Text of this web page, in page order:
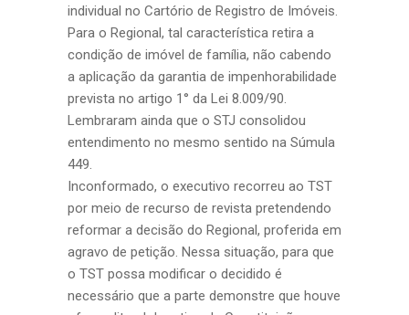
individual no Cartório de Registro de Imóveis.
Para o Regional, tal característica retira a
condição de imóvel de família, não cabendo
a aplicação da garantia de impenhorabilidade
prevista no artigo 1° da Lei 8.009/90.
Lembraram ainda que o STJ consolidou
entendimento no mesmo sentido na Súmula
449.
Inconformado, o executivo recorreu ao TST
por meio de recurso de revista pretendendo
reformar a decisão do Regional, proferida em
agravo de petição. Nessa situação, para que
o TST possa modificar o decidido é
necessário que a parte demonstre que houve